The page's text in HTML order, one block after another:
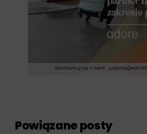
Powiązane posty